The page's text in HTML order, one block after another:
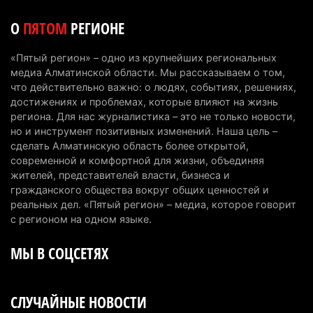
В Алматинской области запустят производство
пилотов
5 августа 2026 г. 08:29 174
В Alatau City Authority назначили нового
директора по коммуникациям
4 августа 2026 г. 20:22
Партия «Әділет» предложила превратить
университеты в центры технологий и новых
рабочих мест
В Алматинской области назначили нового
4 августа 2026 г. 14:29
ОПЯТОМ РЕГИОНЕ
«Пятый регион» – одно из крупнейших региональных
медиа Алматинской области. Мы рассказываем о том,
что действительно важно: о людях, событиях, решениях,
достижениях и проблемах, которые влияют на жизнь
региона. Для нас журналистика – это не только новости,
но и инструмент позитивных изменений. Наша цель –
сделать Алматинскую область более открытой,
современной и комфортной для жизни, объединяя
жителей, представителей власти, бизнеса и
гражданского общества вокруг общих ценностей и
реальных дел. «Пятый регион» – медиа, которое говорит
с регионом на одном языке.
МЫ В СОЦСЕТЯХ
СЛУЧАЙНЫЕ НОВОСТИ